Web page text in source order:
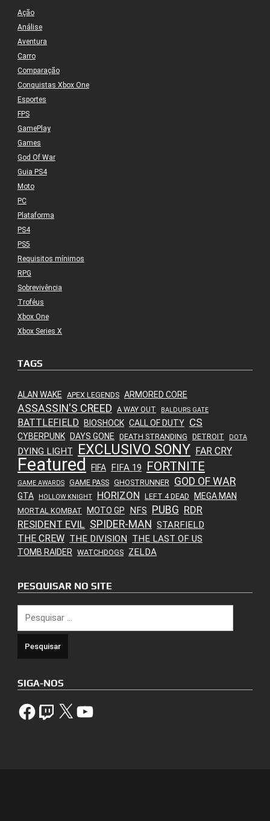
Ação
Análise
Aventura
Carro
Comparação
Conquistas Xbox One
Esportes
FPS
GamePlay
Games
God Of War
Guia PS4
Moto
PC
Plataforma
PS4
PS5
Requisitos mínimos
RPG
Sobrevivência
Troféus
Xbox One
Xbox Series X
TAGS
ALAN WAKE APEX LEGENDS ARMORED CORE
ASSASSIN'S CREED A WAY OUT BALDURS GATE
BATTLEFIELD BIOSHOCK CALL OF DUTY CS
CYBERPUNK DAYS GONE DEATH STRANDING DETROIT DOTA
DYING LIGHT EXCLUSIVO SONY FAR CRY
Featured FIFA FIFA 19 FORTNITE
GAME AWARDS GAME PASS GHOSTRUNNER GOD OF WAR
GTA HOLLOW KNIGHT HORIZON LEFT 4 DEAD MEGA MAN
MORTAL KOMBAT MOTO GP NFS PUBG RDR
RESIDENT EVIL SPIDER-MAN STARFIELD
THE CREW THE DIVISION THE LAST OF US
TOMB RAIDER WATCHDOGS ZELDA
PESQUISAR NO SITE
por:
SIGA-NOS
FacebookTwitch X YouTube